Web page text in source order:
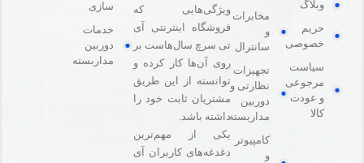
وبلاگ
حریم
خصوصی
سیاست
مرجوعی
و عودت
کالا
مخابرات
و
سانترال
تجهیزات
نظارتی و
دوربین
مداربسته
کامپیوتر
و
ویژگی‌هایی که
فروشگاه اینترنتی آی
تی سرچ سال‌هاست بر
روی آن‌ها کار کرده و
توانسته از این طریق
مشتریان ثابت خود را
داشته باشد.
یکی از مهم‌ترین
دغدغه‌های کاربران آی
سازی
خدمات
دوربین
مداربسته